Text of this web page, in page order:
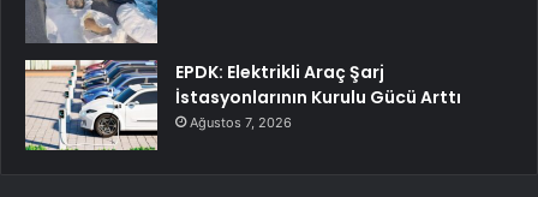
EPDK: Elektrikli Araç Şarj
İstasyonlarının Kurulu Gücü Arttı
Ağustos 7, 2026